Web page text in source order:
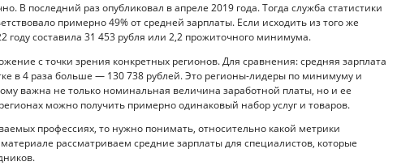
В последний раз опубликовал в апреле 2019 года. Тогда служба статистики
примерно 49% от средней зарплаты. Если исходить из того же
году составила 31 453 рубля или 2,2 прожиточного минимума.
с точки зрения конкретных регионов. Для сравнения: средняя зарплата
в 4 раза больше — 130 738 рублей. Это регионы-лидеры по минимуму и
важна не только номинальная величина заработной платы, но и ее
можно получить примерно одинаковый набор услуг и товаров.
профессиях, то нужно понимать, относительно какой метрики
рассматриваем средние зарплаты для специалистов, которые